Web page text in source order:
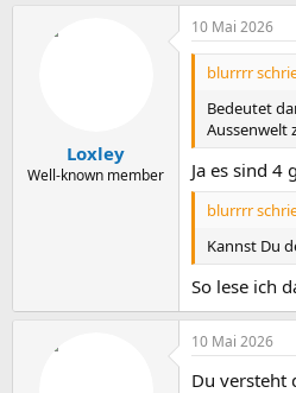
Loxley
Well-known member
10 Mai 2026
blurrrr
Bedeutet
Aussenwelt
Ja es sind 4
blurrrr
Kannst Du
So lese ich
10 Mai 2026
Du versteht